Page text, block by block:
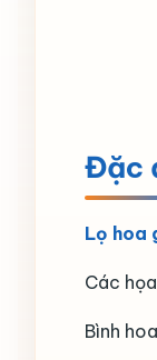
Đặc
Lọ hoa
Các
Bình